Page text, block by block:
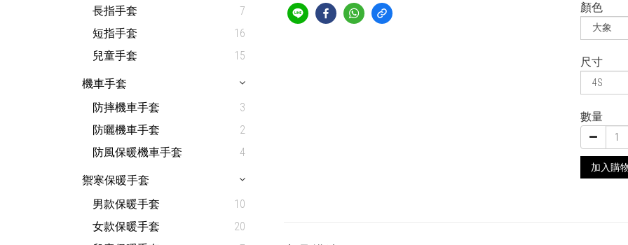
長指手套
7
短指手套
16
兒童手套
15
機車手套
防摔機車手套
3
防曬機車手套
2
防風保暖機車手套
4
禦寒保暖手套
男款保暖手套
10
女款保暖手套
20
顏色
尺寸
數量
加入購